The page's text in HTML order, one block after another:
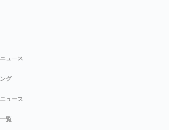
ュース
グ
ュース
覧